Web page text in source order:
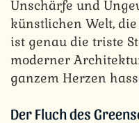
Unschärfe und
künstlichen Welt,
ist genau die triste
moderner
ganzem Herzen
Der Fluch des